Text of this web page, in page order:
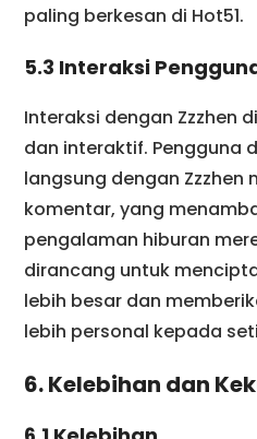
paling berkesan di Hot51.
5.3 Interaksi
Interaksi dengan Zzzhen
dan interaktif. Pengguna
langsung dengan Zzzhen
komentar, yang
pengalaman hiburan
dirancang untuk
lebih besar dan
lebih personal kepada
6. Kelebihan dan